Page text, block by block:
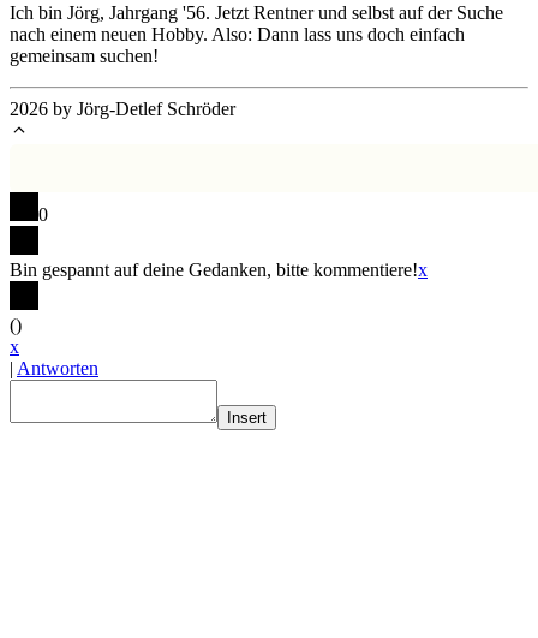
Ich bin Jörg, Jahrgang '56. Jetzt Rentner und selbst auf der Suche
nach einem neuen Hobby. Also: Dann lass uns doch einfach
gemeinsam suchen!
2026 by Jörg-Detlef Schröder
0
Bin gespannt auf deine Gedanken, bitte kommentiere!x
()
x
| Antworten
Insert